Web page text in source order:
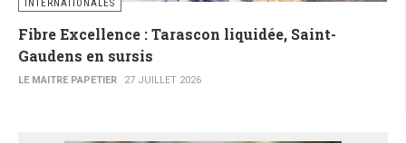
INTERNATIONALES
Fibre Excellence : Tarascon liquidée, Saint-
Gaudens en sursis
LE MAITRE PAPETIER 27 JUILLET 2026